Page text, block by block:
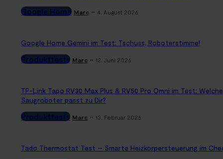
Google Home Marc - 4. August 2026
Google Home Gemini im Test: Tschüss, Roboterstimme!
Produkttests Marc - 12. Juni 2026
TP-Link Tapo RV30 Max Plus & RV50 Pro Omni im Test:
Saugroboter passt zu Dir?
Produkttests Marc - 13. Februar 2026
Tado Thermostat Test – Smarte Heizkörpersteuerung im